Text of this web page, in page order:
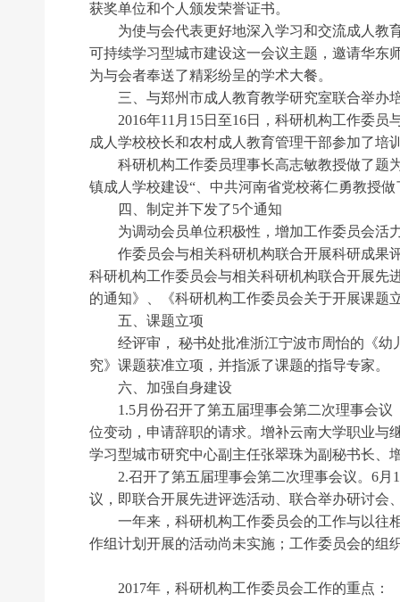
获奖单位和个人颁发荣誉证书。
为使与会代表更好地深入学习和交流成人教育
可持续学习型城市建设这一会议主题，邀请华东
为与会者奉送了精彩纷呈的学术大餐。
三、与郑州市成人教育教学研究室联合举办
2016年11月15日至16日，科研机构工作委员
成人学校校长和农村成人教育管理干部参加了培
科研机构工作委员理事长高志敏教授做了题为
镇成人学校建设“、中共河南省党校蒋仁勇教授
四、制定并下发了5个通知
为调动会员单位积极性，增加工作委员会活力
作委员会与相关科研机构联合开展科研成果评
科研机构工作委员会与相关科研机构联合开展先
的通知》、《科研机构工作委员会关于开展课题
五、课题立项
经评审， 秘书处批准浙江宁波市周怡的《幼
究》课题获准立项，并指派了课题的指导专家。
六、加强自身建设
1.5月份召开了第五届理事会第二次理事会议
位变动，申请辞职的请求。增补云南大学职业与
学习型城市研究中心副主任张翠珠为副秘书长、
2.召开了第五届理事会第二次理事会议。6月1
议，即联合开展先进评选活动、联合举办研讨会
一年来，科研机构工作委员会的工作与以往相
作组计划开展的活动尚未实施；工作委员会的组
2017年，科研机构工作委员会工作的重点：